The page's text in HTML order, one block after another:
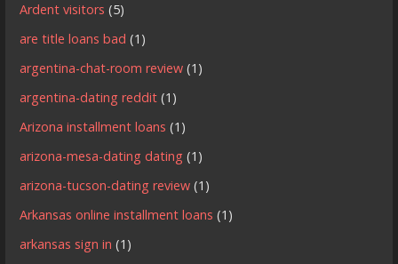
Ardent visitors (5)
are title loans bad (1)
argentina-chat-room review (1)
argentina-dating reddit (1)
Arizona installment loans (1)
arizona-mesa-dating dating (1)
arizona-tucson-dating review (1)
Arkansas online installment loans (1)
arkansas sign in (1)